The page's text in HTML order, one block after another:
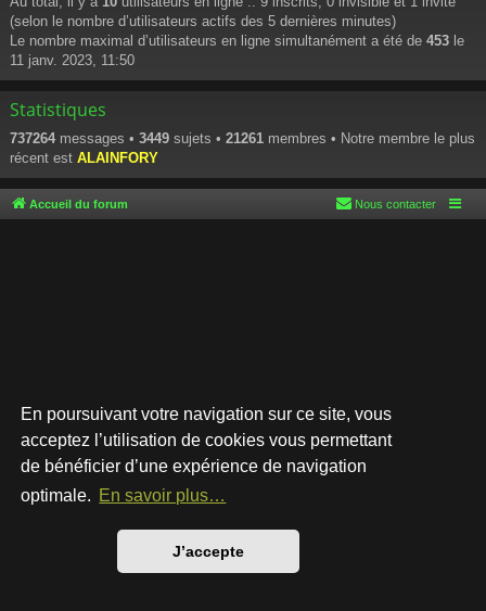
En poursuivant votre navigation sur ce site, vous
acceptez l’utilisation de cookies vous permettant
de bénéficier d’une expérience de navigation
optimale. En savoir plus…
J’accepte
(selon le nombre d’utilisateurs actifs des 5 dernières minutes)
Le nombre maximal d’utilisateurs en ligne simultanément a été de 453 le
11 janv. 2023, 11:50
Statistiques
737264 messages • 3449 sujets • 21261 membres • Notre membre le plus
récent est ALAINFORY
Accueil du forum Nous contacter
Développé parphpBB® Forum Software © phpBB Limited
Style par
Traduction française officielle